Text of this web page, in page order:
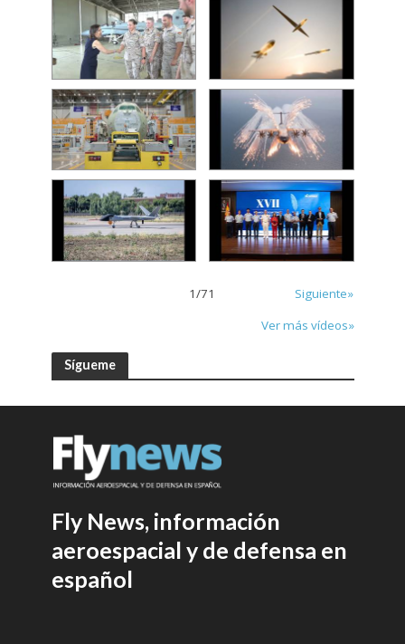
1/71
Siguiente»
Ver más vídeos»
Sígueme
Fly News, información
aeroespacial y de defensa en
español